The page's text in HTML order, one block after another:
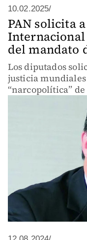
10.02.2025/
PAN solicita
del mandato
Los diputados
justicia
“narcopolítica”